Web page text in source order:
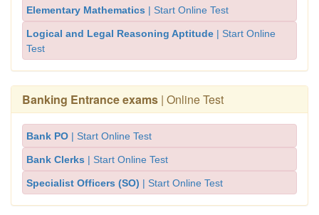
Elementary Mathematics | Start Online Test
Logical and Legal Reasoning Aptitude | Start Online
Test
Banking Entrance exams | Online Test
Bank PO | Start Online Test
Bank Clerks | Start Online Test
Specialist Officers (SO) | Start Online Test